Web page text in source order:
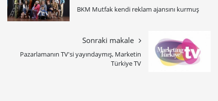
BKM Mutfak kendi reklam ajansını kurmuş
Sonraki makale
Pazarlamanın TV'si yayındaymış, Marketin
Türkiye TV